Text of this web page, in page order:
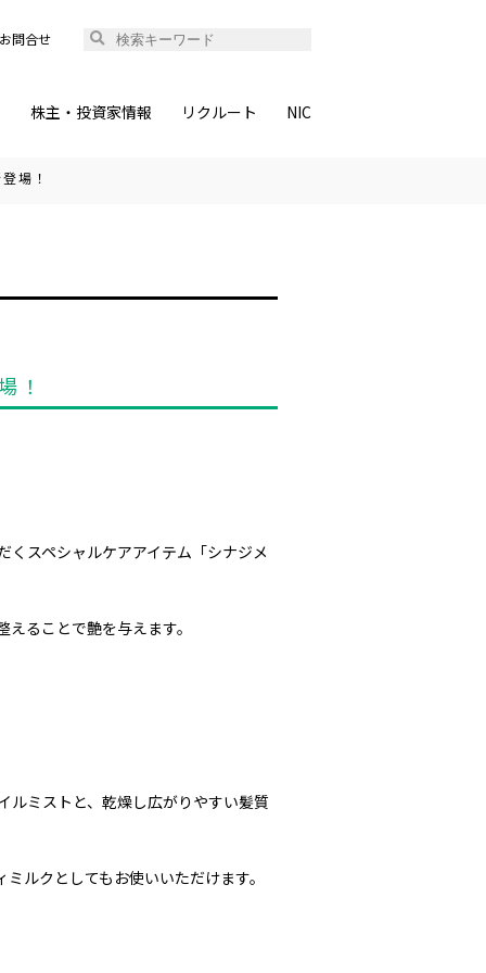
お問合せ
株主・投資家情報 リクルート NIC
場！
！
スペシャルケアアイテム「シナジメ
ることで艶を与えます。
ルミストと、乾燥し広がりやすい髪質
ルクとしてもお使いいただけます。